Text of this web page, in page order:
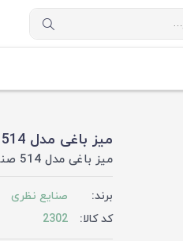
میز باغی مدل 514 صنایع نظری
میز باغی مدل 514 صنایع نظری
برند: صنایع نظری
کد کالا:
2302